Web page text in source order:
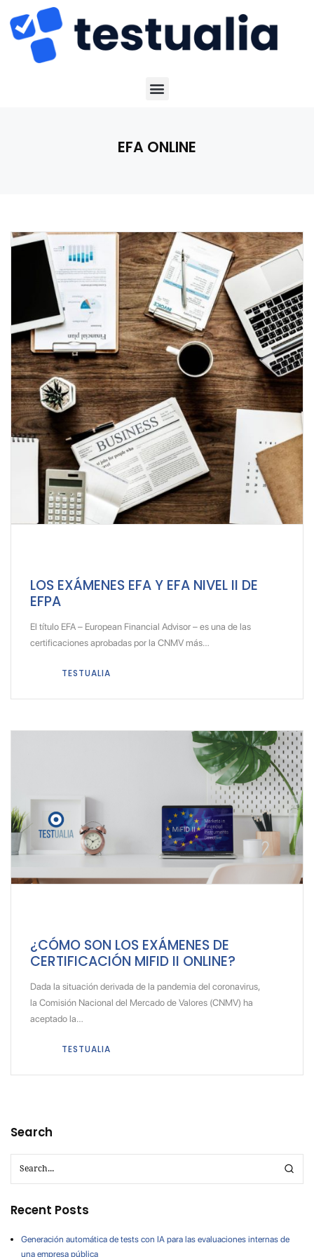
EFA ONLINE
LOS EXÁMENES EFA Y EFA NIVEL II DE
EFPA
El título EFA – European Financial Advisor – es una de las
certificaciones aprobadas por la CNMV más…
TESTUALIA
¿CÓMO SON LOS EXÁMENES DE
CERTIFICACIÓN MIFID II ONLINE?
Dada la situación derivada de la pandemia del coronavirus,
la Comisión Nacional del Mercado de Valores (CNMV) ha
aceptado la…
TESTUALIA
Search
Recent Posts
Generación automática de tests con IA para las evaluaciones internas de
una empresa pública